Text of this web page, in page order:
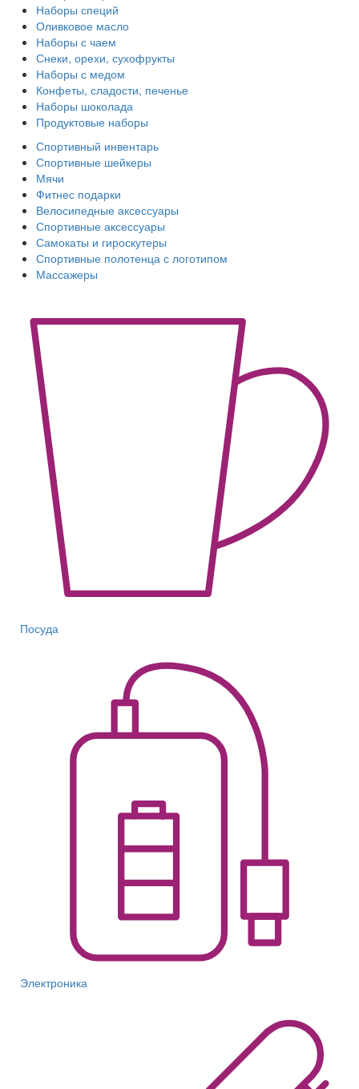
Наборы специй
Оливковое масло
Наборы с чаем
Снеки, орехи, сухофрукты
Наборы с медом
Конфеты, сладости, печенье
Наборы шоколада
Продуктовые наборы
Спортивный инвентарь
Спортивные шейкеры
Мячи
Фитнес подарки
Велосипедные аксессуары
Спортивные аксессуары
Самокаты и гироскутеры
Спортивные полотенца с логотипом
Массажеры
Посуда
Электроника